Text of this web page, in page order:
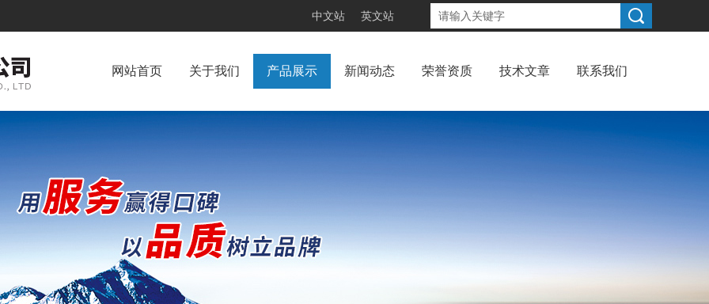
中文站 英文站
网站首页 关于我们 产品展示 新闻动态 荣誉资质 技术文章 联系我们